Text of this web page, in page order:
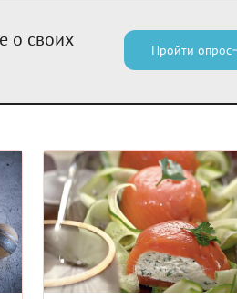
о своих
Пройти опрос